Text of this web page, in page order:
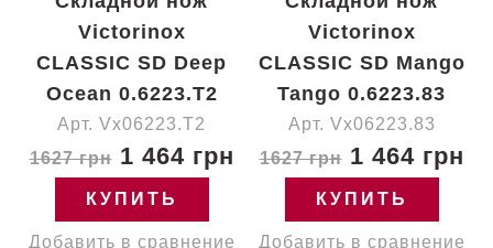
Victorinox
CLASSIC SD Deep
Ocean 0.6223.T2
Арт. Vx06223.T2
1627 грн1 464 грн
КУПИТЬ
Добавить в сравнение
Victorinox
CLASSIC SD Mango
Tango 0.6223.83
Арт. Vx06223.83
1627 грн1 464 грн
КУПИТЬ
Добавить в сравнение